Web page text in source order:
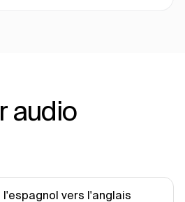
audio
vers l'anglais